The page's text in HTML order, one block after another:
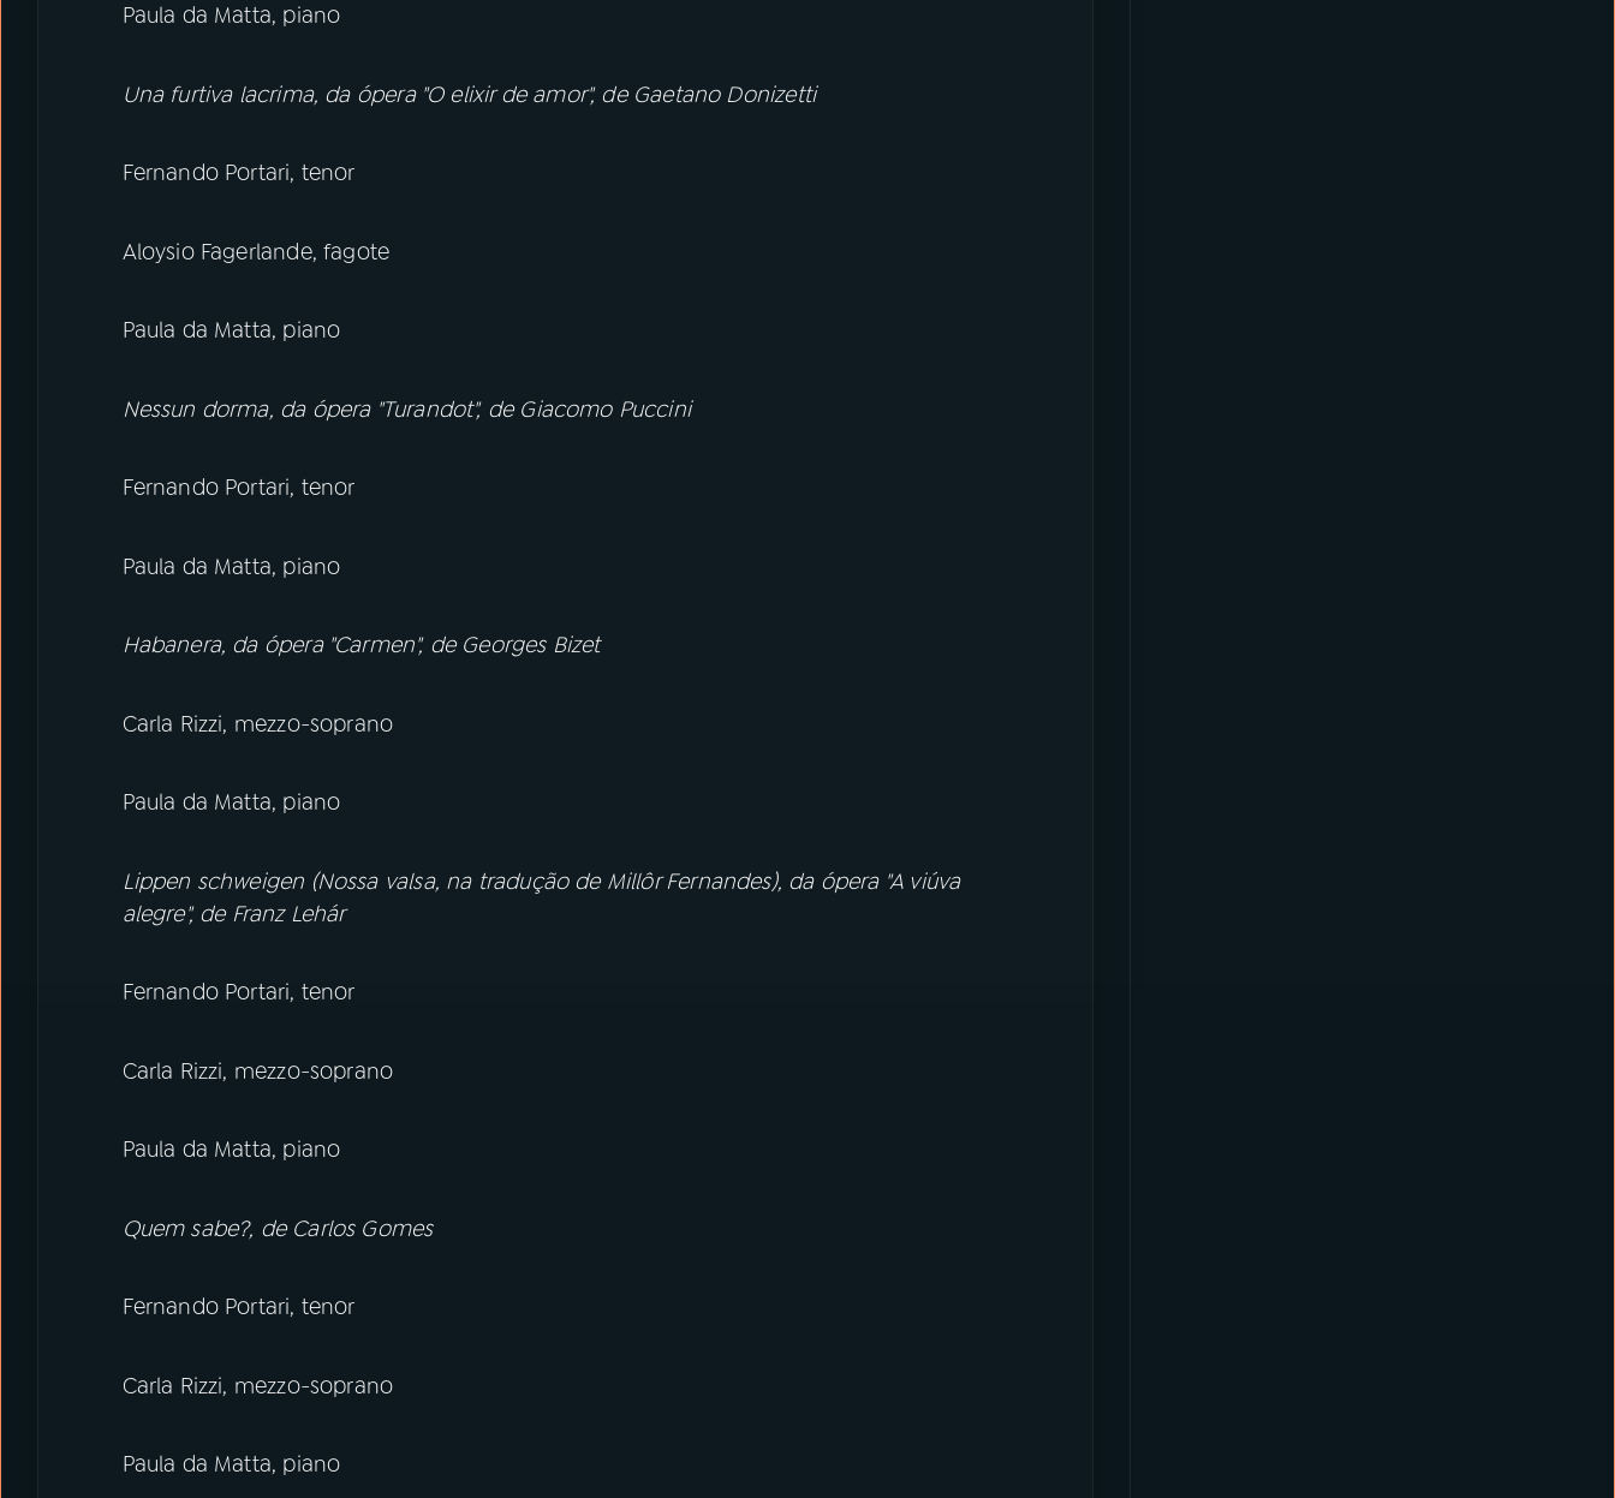
Paula da Matta, piano
Una furtiva lacrima, da ópera "O elixir de amor", de Gaetano Donizetti
Fernando Portari, tenor
Aloysio Fagerlande, fagote
Paula da Matta, piano
Nessun dorma, da ópera "Turandot", de Giacomo Puccini
Fernando Portari, tenor
Paula da Matta, piano
Habanera, da ópera "Carmen", de Georges Bizet
Carla Rizzi, mezzo-soprano
Paula da Matta, piano
Lippen schweigen (Nossa valsa, na tradução de Millôr Fernandes), da ópera "A viúva
alegre", de Franz Lehár
Fernando Portari, tenor
Carla Rizzi, mezzo-soprano
Paula da Matta, piano
Quem sabe?, de Carlos Gomes
Fernando Portari, tenor
Carla Rizzi, mezzo-soprano
Paula da Matta, piano